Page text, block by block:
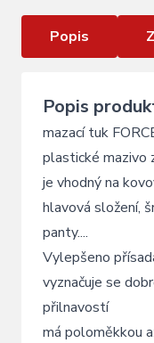
Popis
Popis
mazací tuk
plastické mazivo
je vhodný na
hlavová složení,
panty....
Vylepšeno
vyznačuje se
přilnavostí
má poloměkkou